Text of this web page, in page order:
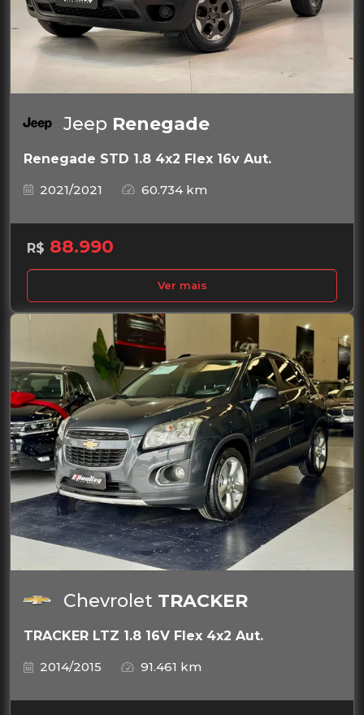
Jeep Renegade
Renegade STD 1.8 4x2 Flex 16v Aut.
2021/2021
60.734 km
R$ 88.990
Ver mais
Chevrolet TRACKER
TRACKER LTZ 1.8 16V Flex 4x2 Aut.
2014/2015
91.461 km